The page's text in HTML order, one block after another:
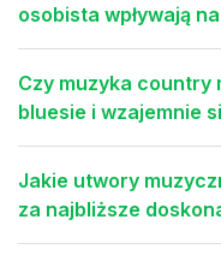
osobista wpływają
Czy muzyka country
bluesie i wzajemnie
Jakie utwory
za najbliższe